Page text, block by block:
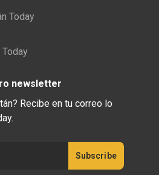
Today
newsletter
Recibe en tu correo lo